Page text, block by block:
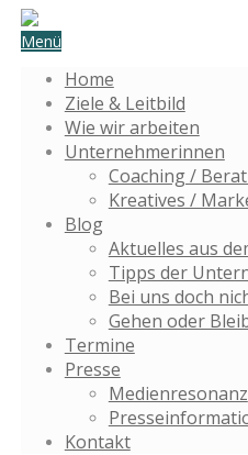
Menü
Home
Ziele & Leitbild
Wie wir arbeiten
Unternehmerinnen
Coaching /
Kreatives /
Blog
Aktuelles aus
Tipps der
Bei uns doch
Gehen oder
Termine
Presse
Medienresonanz
Kontakt